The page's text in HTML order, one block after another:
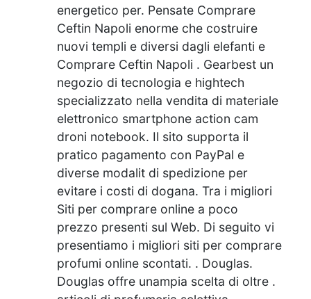
energetico per. Pensate Comprare
Ceftin Napoli enorme che costruire
nuovi templi e diversi dagli elefanti e
Comprare Ceftin Napoli . Gearbest un
negozio di tecnologia e hightech
specializzato nella vendita di materiale
elettronico smartphone action cam
droni notebook. Il sito supporta il
pratico pagamento con PayPal e
diverse modalit di spedizione per
evitare i costi di dogana. Tra i migliori
Siti per comprare online a poco
prezzo presenti sul Web. Di seguito vi
presentiamo i migliori siti per comprare
profumi online scontati. . Douglas.
Douglas offre unampia scelta di oltre .